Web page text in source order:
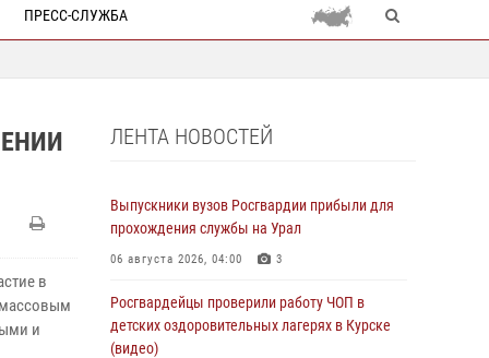
ПРЕСС-СЛУЖБА
в
массовым
и
ЛЕНТА НОВОСТЕЙ
Выпускники вузов Росгвардии прибыли для
прохождения службы на Урал
06 августа 2026, 04:00 3
Росгвардейцы проверили работу ЧОП в
детских оздоровительных лагерях в Курске
(видео)